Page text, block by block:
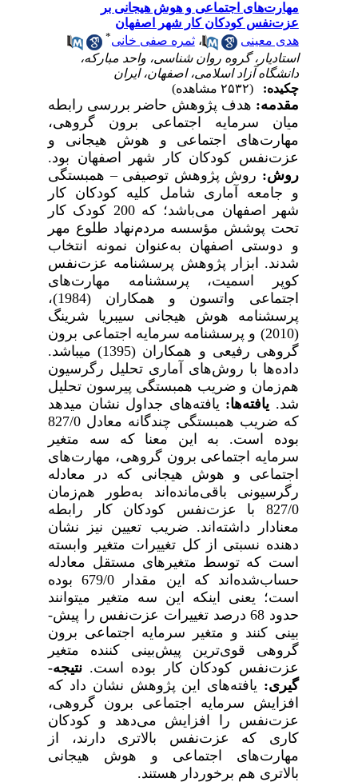
مهارت‌های اجتماعی و هوش هیجانی بر
عزت‌نفس کودکان کار شهر اصفهان
هدی معینی
،ثمره صفی خانی
استادیار، گروه روان شناسی، واحد مبارکه،
دانشگاه آزاد اسلامی، اصفهان، ایران
چکیده:
مقدمه:هدف پژوهش حاضر بررسی رابطه
میان سرمایه اجتماعی برون گروهی،
مهارت‌­های اجتماعی و هوش هیجانی و
عزت‌نفس کودکان کار شهر اصفهان بود.
روش:روش پژوهش توصیفی – همبستگی
و جامعه آماری شامل کلیه کودکان کار
شهر اصفهان می‌باشد؛ که 200 کودک کار
تحت پوشش مؤسسه مردم‌نهاد طلوع مهر
و دوستی اصفهان به‌عنوان نمونه انتخاب
شدند. ابزار پژوهش پرسشنامه عزت‌نفس
کوپر اسمیت، پرسشنامه مهارت­‌های
اجتماعی واتسون و همکاران (1984)،
پرسشنامه هوش هیجانی سیبریا
شرینگ
(2010) و پرسشنامه سرمایه اجتماعی برون
گروهی رفیعی و همکاران (1395) می­باشد.
داده­‌ها با روش‌های آماری تحلیل رگرسیون
هم‌زمان و ضریب همبستگی پیرسون تحلیل
شد.یافته‌­ها:یافته‌های جداول نشان می­دهد
که ضریب همبستگی چندگانه معادل 827/0
بوده است. به این معنا که سه متغیر
سرمایه اجتماعی برون گروهی، مهارت­‌های
اجتماعی و هوش هیجانی­ که در معادله
رگرسیونی باقی‌مانده‌اند به‌طور هم‌زمان
827/0 با عزت‌نفس کودکان کار رابطه
معنادار داشته‌­اند. ضریب تعیین نیز نشان­‌
دهنده نسبتی از کل تغییرات متغیر وابسته
است که توسط متغیرهای مستقل معادله
حساب‌شده‌اند که این مقدار 679/0 بوده
است؛ یعنی اینکه این سه متغیر می­توانند
حدود 68 درصد تغییرات عزت‌نفس را پیش‌­
بینی کنند و متغیر سرمایه اجتماعی برون
گروهی قوی­‌ترین پیش­‌بینی کننده متغیر
عزت­‌نفس کودکان کار بوده است.نتیجه‌­
گیری:یافته­‌های این پژوهش نشان داد که
افزایش سرمایه اجتماعی برون گروهی،
عزت‌نفس را افزایش می­‌دهد و کودکان
کاری که عزت‌نفس بالاتری دارند، از
مهارت‌­های اجتماعی و هوش هیجانی
بالاتری هم برخوردار هستند.